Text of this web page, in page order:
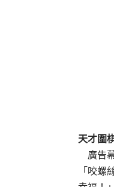
天才圍
廣告
「咬